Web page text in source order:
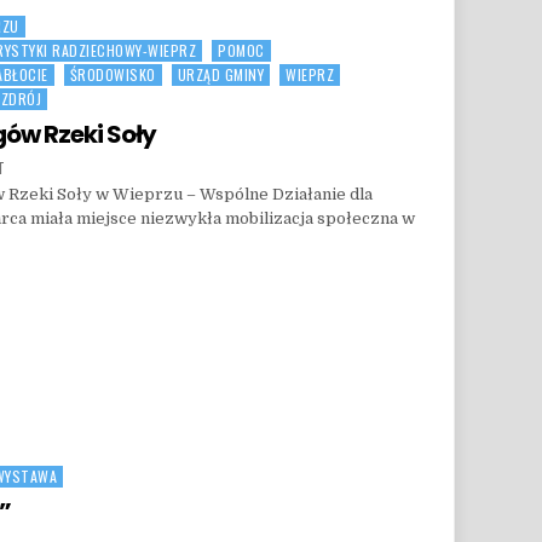
RADZIECHOWY-WIEPRZ
POMOC
ŚRODOWISKO URZĄD GMINY
WIEPRZ
Rzeki Soły
Soły w Wieprzu – Wspólne Działanie dla
miała miejsce niezwykła mobilizacja społeczna w